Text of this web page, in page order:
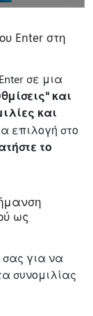
Enter στη
σε μια
και
και
επιλογή στο
το
ως
σας για να
συνομιλίας